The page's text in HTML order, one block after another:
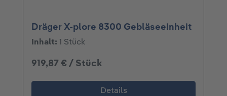
Dräger X-plore 8300 Gebläseeinheit
Inhalt: 1 Stück
919,87 € / Stück
Details